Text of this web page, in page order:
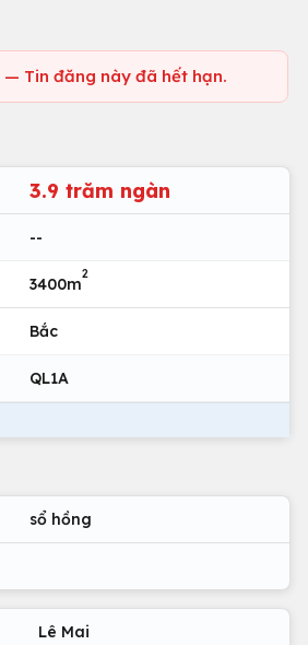
— Tin đăng này đã hết hạn.
3.9 trăm ngàn
--
3400m
2
Bắc
QL1A
sổ hồng
Lê Mai